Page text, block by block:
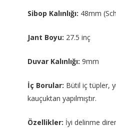
Sibop Kalınlığı: 48mm
Jant Boyu: 27.5 inç
Duvar Kalınlığı: 9mm
İç Borular: Bütil iç tüpler,
kauçuktan yapılmıştır.
Özellikler: İyi delinme